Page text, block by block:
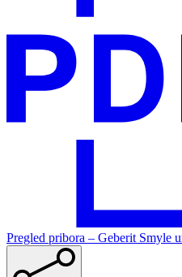
Pregled pribora – Geberit Smyle